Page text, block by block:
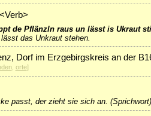
de Pflänzln raus un lässt is Ukraut
das Unkraut stehen.
Dorf im Erzgebirgskreis an der
, orte]
passt, der zieht sie sich an. (Sprichwort)